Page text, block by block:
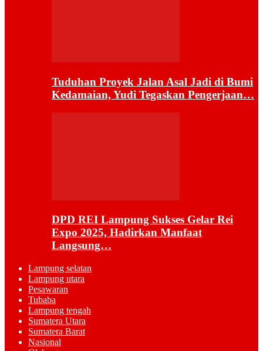
Tuduhan Proyek Jalan Asal Jadi di Bumi
Kedamaian, Yudi Tegaskan Pengerjaan…
DPD REI Lampung Sukses Gelar Rei
Expo 2025, Hadirkan Manfaat
Langsung…
Lampung selatan
Lampung utara
Pesawaran
Tubaba
Lampung tengah
Sumatera Utara
Sumatera Barat
Nasional